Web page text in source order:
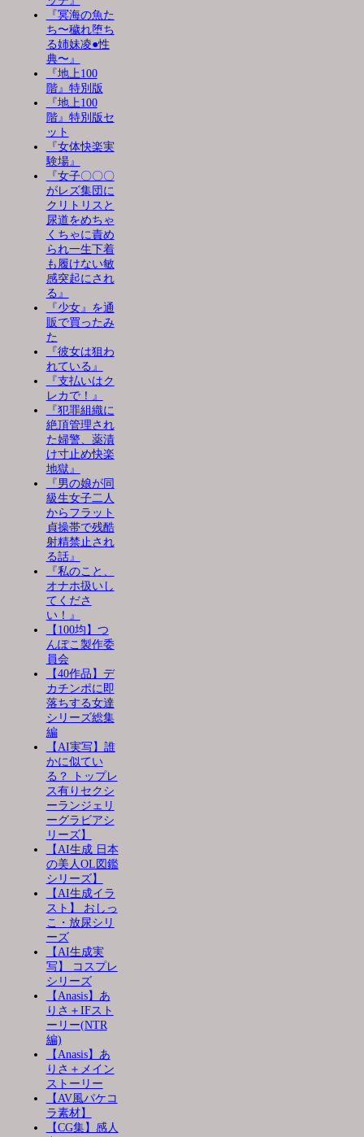
『冥海の魚た
ち〜穢れ堕ち
る姉妹凌●性
典〜』
『地上100
階』特別版
『地上100
階』特別版セ
ット
『女体快楽実
験場』
『女子〇〇〇
がレズ集団に
クリトリスと
尿道をめちゃ
くちゃに責め
られ一生下着
も履けない敏
感突起にされ
る』
『少女』を通
販で買ったみ
た
『彼女は狙わ
れている』
『支払いはク
レカで！』
『犯罪組織に
絶頂管理され
た婦警、薬漬
け寸止め快楽
地獄』
『男の娘が同
級生女子二人
からフラット
貞操帯で残酷
射精禁止され
る話』
『私のこと、
オナホ扱いし
てくださ
い！』
【100均】つ
んぽこ製作委
員会
【40作品】デ
カチンポに即
落ちする女達
シリーズ総集
編
【AI実写】誰
かに似てい
る？ トップレ
ス有りセクシ
ーランジェリ
ーグラビアシ
リーズ】
【AI生成 日本
の美人OL図鑑
シリーズ】
【AI生成イラ
スト】 おしっ
こ・放尿シリ
ーズ
【AI生成実
写】 コスプレ
シリーズ
【Anasis】あ
りさ＋IFスト
ーリー(NTR
編)
【Anasis】あ
りさ＋メイン
ストーリー
【AV風パケコ
ラ素材】
【CG集】感人